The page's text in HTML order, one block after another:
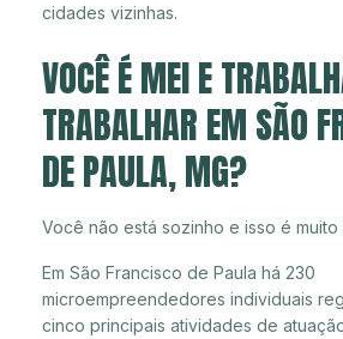
cidades vizinhas.
VOCÊ É MEI E
TRABALHAR EM SÃO
DE PAULA, MG?
Você não está sozinho e isso é muito
Em São Francisco de Paula há 230
microempreendedores individuais
cinco principais atividades de